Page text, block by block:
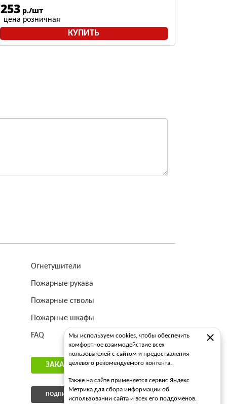
253 р./шт
цена розничная
КУПИТЬ
Огнетушители
Пожарные рукава
Пожарные стволы
Пожарные шкафы
FAQ
ЗАКАЗАТЬ ЗВОНОК
ПОДПИСАТЬСЯ НА РАССЫЛКУ
Мы используем cookies, чтобы обеспечить
комфортное взаимодействие всех
пользователей с сайтом и предоставления
целевого рекомендуемого контента.
Также на сайте применяется сервис Яндекс
Метрика для сбора информации об
использовании сайта и всех его поддоменов.